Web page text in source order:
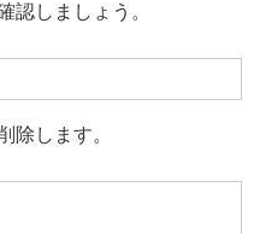
認しましょう。
除します。